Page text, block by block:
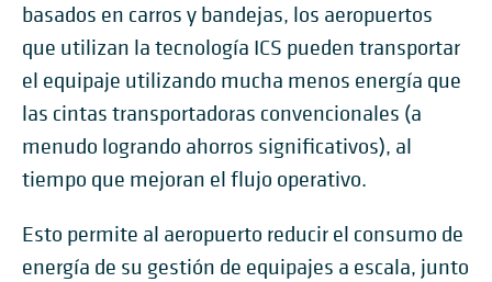
basados en carros y bandejas, los aeropuertos
que utilizan la tecnología ICS pueden transportar
el equipaje utilizando mucha menos energía que
las cintas transportadoras convencionales (a
menudo logrando ahorros significativos), al
tiempo que mejoran el flujo operativo.
Esto permite al aeropuerto reducir el consumo de
energía de su gestión de equipajes a escala, junto